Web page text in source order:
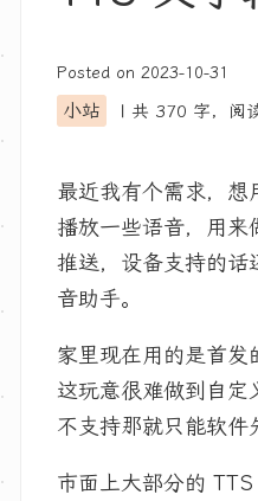
Posted on 2023-10-31
小站 | 共 370 字，阅
最近我有个需求，想
播放一些语音，用来
推送，设备支持的话
音助手。
家里现在用的是首发
这玩意很难做到自定
不支持那就只能软件
市面上大部分的